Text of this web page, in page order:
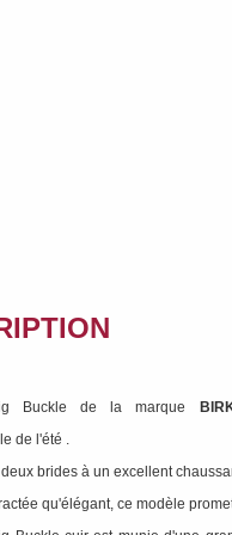
Buckle de la marque
de l'été .
brides à un excellent
qu'élégant, ce modèle